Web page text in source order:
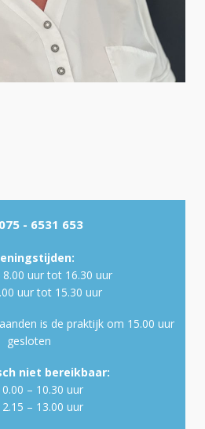
075 - 6531 653
uur tot 16.30 uur
uur tot 15.30 uur
is de praktijk om 15.00 uur
gesloten
niet bereikbaar:
– 10.30 uur
– 13.00 uur